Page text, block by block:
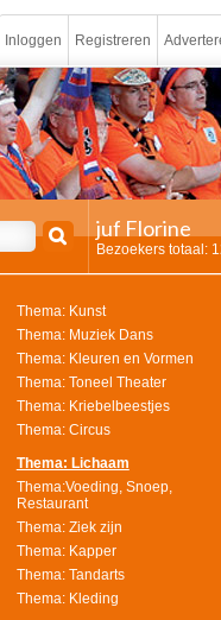
Inloggen Registreren
juf Florine
Bezoekers totaal:
Thema: Kunst
Thema: Muziek Dans
Thema: Kleuren en Vormen
Thema: Toneel Theater
Thema: Kriebelbeestjes
Thema: Circus
Thema: Lichaam
Thema:Voeding, Snoep,
Restaurant
Thema: Ziek zijn
Thema: Kapper
Thema: Tandarts
Thema: Kleding